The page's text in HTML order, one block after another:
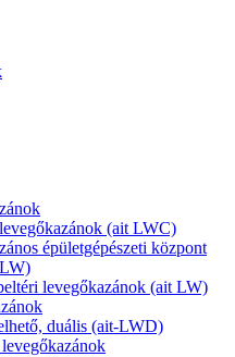
(ait LWC)
épületgépészeti központ
levegőkazánok (ait LW)
duális (ait-LWD)